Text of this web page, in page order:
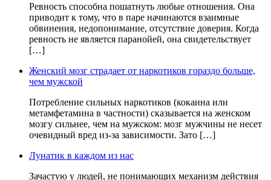
Ревность способна пошатнуть любые отношения. Она
приводит к тому, что в паре начинаются взаимные
обвинения, недопонимание, отсутствие доверия. Когда
ревность не является паранойей, она свидетельствует
[…]
Женский мозг страдает от наркотиков гораздо больше,
чем мужской
Потребление сильных наркотиков (кокаина или
метамфетамина в частности) сказывается на женском
мозгу сильнее, чем на мужском: мозг мужчины не несет
очевидный вред из-за зависимости. Зато […]
Лунатик в каждом из нас
Зачастую у людей, не понимающих механизм действия